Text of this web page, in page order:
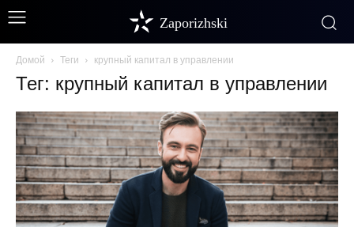
Zaporizhski
Домой Теги крупный капитал в управлении
Тег: крупный капитал в управлении